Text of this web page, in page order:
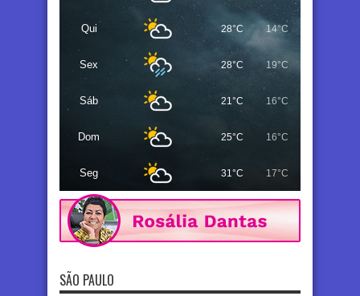
Qui 28°C 14°C
Sex 28°C 19°C
Sáb 21°C 16°C
Dom 25°C 16°C
Seg 31°C 17°C
SÃO PAULO